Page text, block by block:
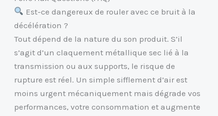
Est-ce dangereux de rouler avec ce bruit à la
décélération ?
Tout dépend de la nature du son produit. S’il
s’agit d’un claquement métallique sec lié à la
transmission ou aux supports, le risque de
rupture est réel. Un simple sifflement d’air est
moins urgent mécaniquement mais dégrade vos
performances, votre consommation et augmente